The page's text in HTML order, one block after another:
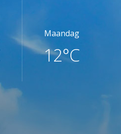
Maandag
12°C